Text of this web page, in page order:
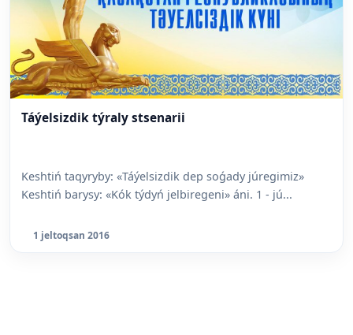
Táýelsizdik týraly stsenarii
Keshtiń taqyryby: «Táýelsizdik dep soǵady júregimiz»
Keshtiń barysy: «Kók týdyń jelbiregeni» áni. 1 - jú...
1 jeltoqsan 2016